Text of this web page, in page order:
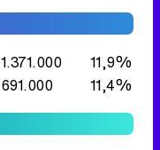
1.371.000
11,9%
691.000 11,4%